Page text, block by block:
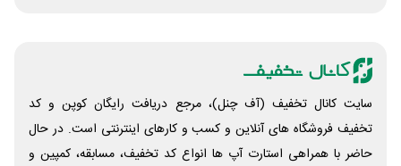
سایت کانال تخفیف (آف چنل)، مرجع دریافت رایگان کوپن و کد
تخفیف فروشگاه های آنلاین و کسب و‌ کارهای اینترنتی است. در حال
حاضر با همراهی استارت آپ ها انواع کد تخفیف، مسابقه، کمپین و